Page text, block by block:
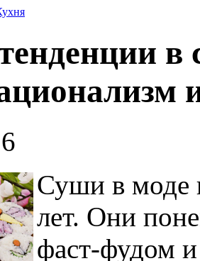
в
Суши в моде
лет. Они
фаст-фудом